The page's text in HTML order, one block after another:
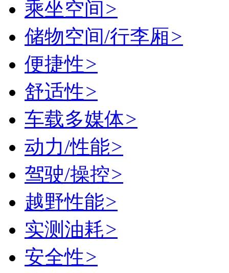
乘坐空间>
储物空间/行李厢>
便捷性>
舒适性>
车载多媒体>
动力/性能>
驾驶/操控>
越野性能>
实测油耗>
安全性>